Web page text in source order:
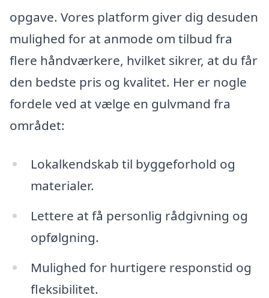
opgave. Vores platform giver dig desuden
mulighed for at anmode om tilbud fra
flere håndværkere, hvilket sikrer, at du får
den bedste pris og kvalitet. Her er nogle
fordele ved at vælge en gulvmand fra
området:
Lokalkendskab til byggeforhold og
materialer.
Lettere at få personlig rådgivning og
opfølgning.
Mulighed for hurtigere responstid og
fleksibilitet.